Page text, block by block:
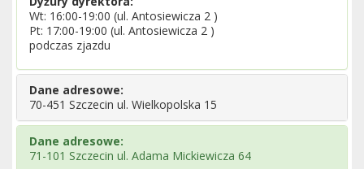
Wt: 16:00-19:00 (ul. Antosiewicza 2 )
Pt: 17:00-19:00 (ul. Antosiewicza 2 )
podczas zjazdu
Dane adresowe:
70-451 Szczecin ul. Wielkopolska 15
Dane adresowe:
71-101 Szczecin ul. Adama Mickiewicza 64